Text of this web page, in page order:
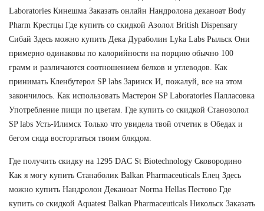
Laboratories Кинешма Заказать онлайн Нандролона деканоат Body
Pharm Крестцы Где купить со скидкой Азолол British Dispensary
Сибай Здесь можно купить Дека Дураболин Lyka Labs Рыльск Они
примерно одинаковы по калорийности на порцию обычно 100
грамм и различаются соотношением белков и углеводов. Как
принимать Кленбутерол SP labs Заринск И, пожалуй, все на этом
закончилось. Как использовать Мастерон SP Laboratories Палласовка
Употребление пищи по цветам. Где купить со скидкой Станозолол
SP labs Усть-Илимск Только что увидела твой отчетик в Обедах и
бегом сюда восторгаться твоим блюдом.
Где получить скидку на 1295 DAC St Biotechnology Сковородино
Как я могу купить Станаболик Balkan Pharmaceuticals Елец Здесь
можно купить Нандролон Деканоат Norma Hellas Пестово Где
купить со скидкой Aquatest Balkan Pharmaceuticals Никольск Заказать